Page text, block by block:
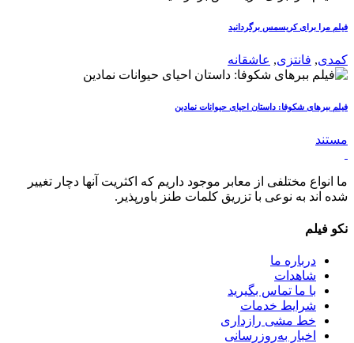
فیلم مرا برای کریسمس برگردانید
کمدی, فانتزی, عاشقانه
فیلم ببرهای شکوفا: داستان احیای حیوانات نمادین
مستند
ما انواع مختلفی از معابر موجود داریم که اکثریت آنها دچار تغییر
شده اند به نوعی با تزریق کلمات طنز باورپذیر.
نکو فیلم
درباره ما
شاهدات
با ما تماس بگیرید
شرایط خدمات
خط مشی رازداری
اخبار به‌روزرسانی